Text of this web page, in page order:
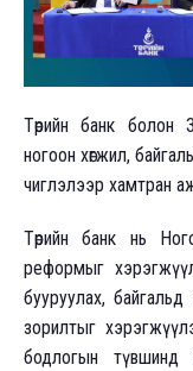
Төрийн банк болон
ногоон хөгжил,
чиглэлээр хамтран
Төрийн банк нь
реформыг
бууруулах,
зорилтыг
бодлогын түвшинд